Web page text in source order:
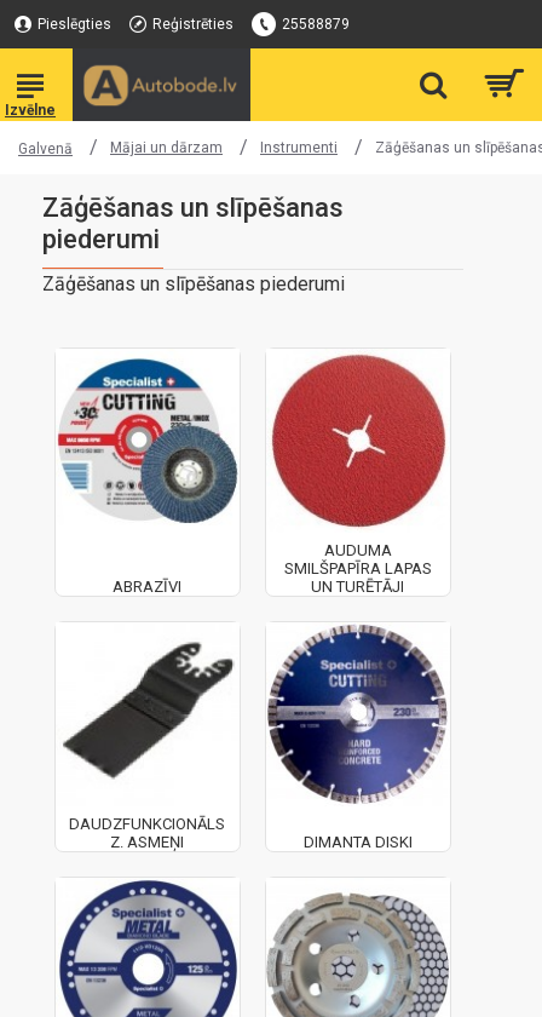
Pieslēgties Reģistrēties 25588879
Galvenā Mājai un dārzam Instrumenti Zāģēšanas un
Zāģēšanas un slīpēšanas
piederumi
Zāģēšanas un slīpēšanas piederumi
ABRAZĪVI
AUDUMA
SMILŠPAPĪRA LAPAS
UN TURĒTĀJI
DAUDZFUNKCIONĀLS
Z. ASMEŅI
DIMANTA DISKI